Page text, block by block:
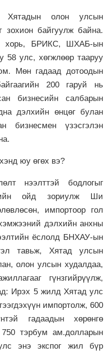
Хятадын олон улсын
зохион байгуулж байна.
хорь, БРИКС, ШХАБ-ын
58 улс, хөгжлөөр тааруу
Мөн гадаад дотоодын
200 гаруй нь
бизнесийн салбарын
дэлхийн өнцөг булан
бизнесмен үзэсгэлэн
нээлттэй бодлогыг
ойд зориулж Ши
импортоор гол
дэлхийн анхны
ёслолд БНХАУ-ын
тавьж, Хятад улсын
олон улсын худалдаа,
гүнзгийрүүлж,
Ирэх 5 жилд Хятад улс
импортолж, 600
гадаадын хөрөнгө
750 тэрбум ам.долларын
энэ экспог жил бүр